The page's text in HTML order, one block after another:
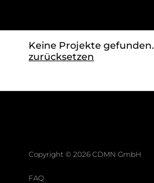
Keine Projekte gefunden.
zurücksetzen
Copyright © 2026 CDMN GmbH
FAQ